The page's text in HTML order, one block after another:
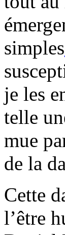
simples
je les
telle
mue
de la
Cette
l’être